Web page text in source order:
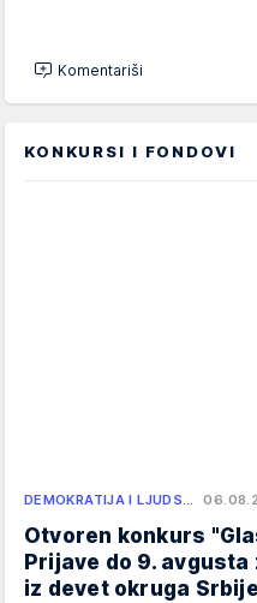
Komentariši
KONKURSI I FONDOVI
DEMOKRATIJA I LJUDS…
Otvoren konkurs
Prijave do 9.
iz devet okruga Srbije